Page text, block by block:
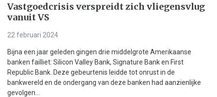
Vastgoedcrisis verspreidt zich vliegensvlug
vanuit VS
22 februari 2024
Bijna een jaar geleden gingen drie middelgrote Amerikaanse
banken failliet: Silicon Valley Bank, Signature Bank en First
Republic Bank. Deze gebeurtenis leidde tot onrust in de
bankwereld en de ondergang van deze banken had aanzienlijke
gevolgen...